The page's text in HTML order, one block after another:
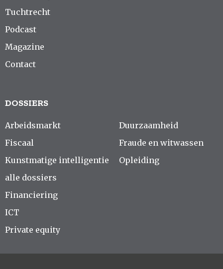
Tuchtrecht
Podcast
Magazine
Contact
DOSSIERS
Arbeidsmarkt
Fiscaal
Kunstmatige intelligentie
alle dossiers
Duurzaamheid
Fraude en witwassen
Opleiding
Financiering
ICT
Private equity